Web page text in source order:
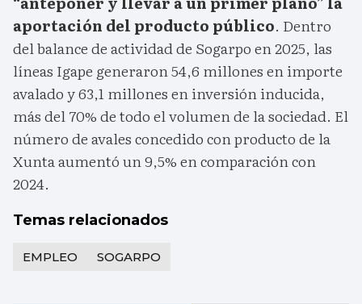
aportación del producto público. Dentro
del balance de actividad de Sogarpo en 2025, las
líneas Igape generaron 54,6 millones en importe
avalado y 63,1 millones en inversión inducida,
más del 70% de todo el volumen de la sociedad. El
número de avales concedido con producto de la
Xunta aumentó un 9,5% en comparación con
2024.
Temas relacionados
EMPLEO SOGARPO